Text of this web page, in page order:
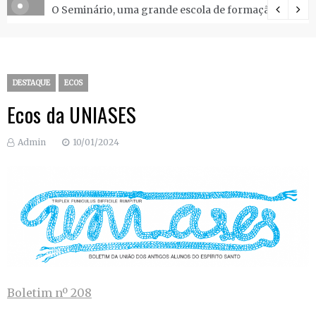
O Seminário, uma grande escola de formação.
DESTAQUE ECOS
Ecos da UNIASES
Admin 10/01/2024
Boletim nº 208